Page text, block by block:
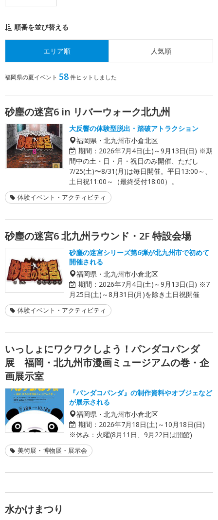
順番を並び替える
エリア順 人気順
福岡県の夏イベント 58件ヒットしました
砂塵の迷宮6 in リバーウォーク北九州
大反響の体験型脱出・踏破アトラクション
福岡県・北九州市小倉北区
期間： 2026年7月4日(土)～9月13日(日) ※期
間中の土・日・月・祝日のみ開催、ただし
7/25(土)〜8/31(月)は毎日開催。平日13:00～、
土日祝11:00～（最終受付18:00）。
体験イベント・アクティビティ
砂塵の迷宮6 北九州ラウンド・2F 特設会場
砂塵の迷宮シリーズ第6弾が北九州市で初めて
開催される
福岡県・北九州市小倉北区
期間： 2026年7月4日(土)～9月13日(日) ※7
月25日(土)～8月31日(月)を除き土日祝開催
体験イベント・アクティビティ
いっしょにワクワクしよう！パンダコパンダ
展 福岡・北九州市漫画ミュージアムの巻・企
画展示室
『パンダコパンダ』の制作資料やオブジェなど
が展示される
福岡県・北九州市小倉北区
期間： 2026年7月18日(土)～10月18日(日)
※休み：火曜(8月11日、9月22日は開館)
美術展・博物展・展示会
水かけまつり